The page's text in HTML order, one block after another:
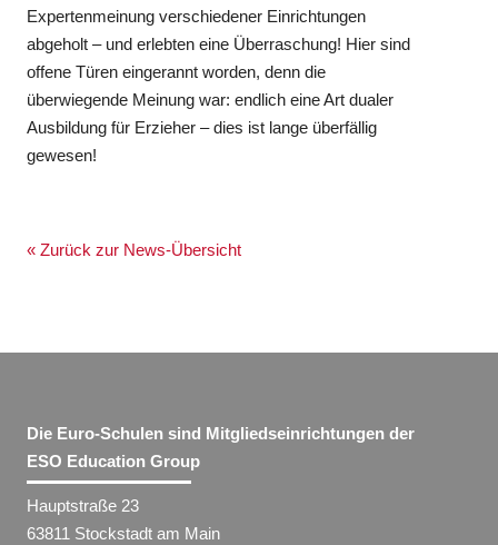
Expertenmeinung verschiedener Einrichtungen
abgeholt – und erlebten eine Überraschung! Hier sind
offene Türen eingerannt worden, denn die
überwiegende Meinung war: endlich eine Art dualer
Ausbildung für Erzieher – dies ist lange überfällig
gewesen!
« Zurück zur News-Übersicht
Die Euro-Schulen sind Mitgliedseinrichtungen der
ESO Education Group
Hauptstraße 23
63811 Stockstadt am Main